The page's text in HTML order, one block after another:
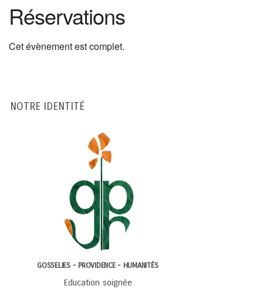
Réservations
Cet évènement est complet.
NOTRE IDENTITÉ
GOSSELIES - PROVIDENCE - HUMANITÉS
Education soignée